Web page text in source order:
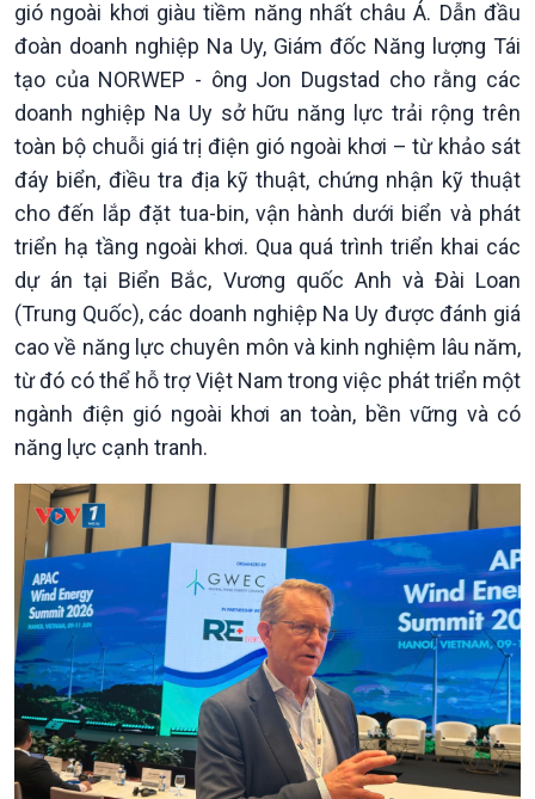
Kinh tế
Tin Kinh tế
Trước giờ mở cửa
Dòng chảy Kinh tế
Sức sống hàng Việt
Khởi nghiệp
Tuyên chiến với gian lận
thương mại
Nông nghiệp & Biển đảo
Tin Nông nghiệp & Biển
đảo
Mùa vàng
Biển đảo Việt Nam
Tâm tình biên giới và hải
Tìm hiểu biển, đảo Việt
Nam
gió ngoài khơi giàu tiềm năng nhất châu Á. Dẫn đầu
đoàn doanh nghiệp Na Uy, Giám đốc Năng lượng Tái
tạo của NORWEP - ông Jon Dugstad cho rằng các
doanh nghiệp Na Uy sở hữu năng lực trải rộng trên
toàn bộ chuỗi giá trị điện gió ngoài khơi – từ khảo sát
đáy biển, điều tra địa kỹ thuật, chứng nhận kỹ thuật
cho đến lắp đặt tua-bin, vận hành dưới biển và phát
triển hạ tầng ngoài khơi. Qua quá trình triển khai các
dự án tại Biển Bắc, Vương quốc Anh và Đài Loan
(Trung Quốc), các doanh nghiệp Na Uy được đánh giá
cao về năng lực chuyên môn và kinh nghiệm lâu năm,
từ đó có thể hỗ trợ Việt Nam trong việc phát triển một
ngành điện gió ngoài khơi an toàn, bền vững và có
năng lực cạnh tranh.